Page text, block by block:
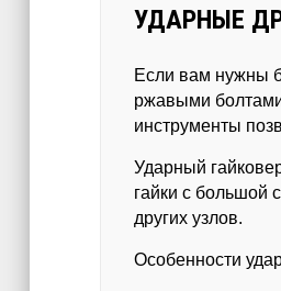
УДАРНЫЕ
Если вам нужны
ржавыми
инструменты
Ударный
гайки с большой
других узлов.
Особенности